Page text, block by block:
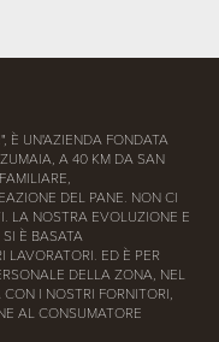
È UN'AZIENDA FONDATA
A 40 KM DA SAN
DEL PANE. NON CI
LA NOSTRA EVOLUZIONE E
È BASATA
LAVORATORI. ED È PER
DELLA ZONA, NEL
I NOSTRI FORNITORI,
AL CONSUMATORE